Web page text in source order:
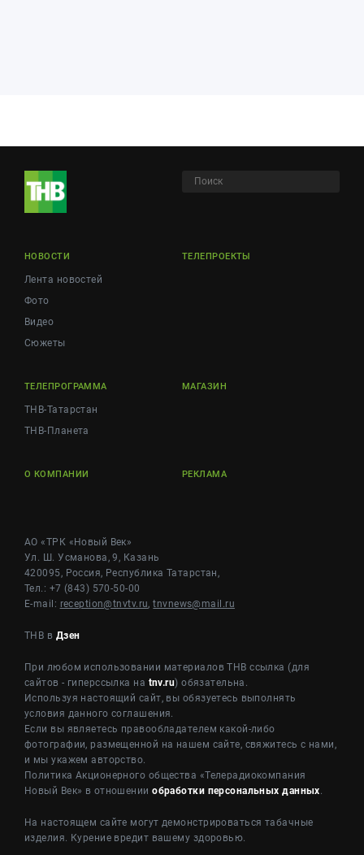
НОВОСТИ
Лента новостей
Фото
Видео
Сюжеты
ТЕЛЕПРОЕКТЫ
ТЕЛЕПРОГРАММА
ТНВ-Татарстан
ТНВ-Планета
МАГАЗИН
О КОМПАНИИ РЕКЛАМА
АО «ТРК «Новый Век»
Ул. Ш. Усманова, 9, Казань
420095, Россия, Республика Татарстан,
Тел.: +7 (843) 570-50-00
E-mail: reception@tnvtv.ru,tnvnews@mail.ru
ТНВ в Дзен
При любом использовании материалов ТНВ ссылка (для
сайтов - гиперссылка на tnv.ru) обязательна.
Используя настоящий сайт, вы обязуетесь выполнять
условия данного соглашения.
Если вы являетесь правообладателем какой-либо
фотографии, размещенной на нашем сайте, свяжитесь с нами,
и мы укажем авторство.
Политика Акционерного общества «Телерадиокомпания
Новый Век» в отношенииобработки персональных данных.
На настоящем сайте могут демонстрироваться табачные
изделия. Курение вредит вашему здоровью.